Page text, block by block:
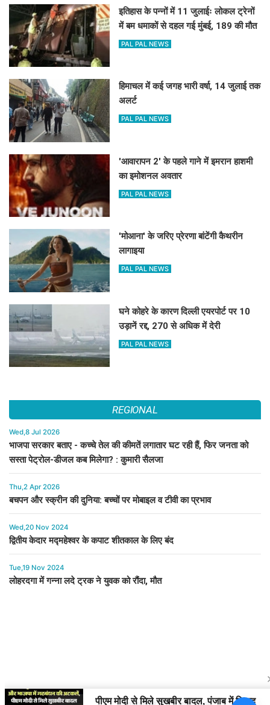
इतिहास के पन्नों में 11 जुलाईः लोकल ट्रेनों
में बम धमाकों से दहल गई मुंबई, 189 की मौत
PAL PAL NEWS
हिमाचल में कई जगह भारी वर्षा, 14 जुलाई तक
अलर्ट
PAL PAL NEWS
'आवारापन 2' के पहले गाने में इमरान हाशमी
का इमोशनल अवतार
PAL PAL NEWS
'मोआना' के जरिए प्रेरणा बांटेंगी कैथरीन
लागाइया
PAL PAL NEWS
घने कोहरे के कारण दिल्ली एयरपोर्ट पर 10
उड़ानें रद्द, 270 से अधिक में देरी
PAL PAL NEWS
REGIONAL
Wed,8 Jul 2026
भाजपा सरकार बताए - कच्चे तेल की कीमतें लगातार घट रही हैं, फिर जनता को
सस्ता पेट्रोल-डीजल कब मिलेगा? : कुमारी सैलजा
Thu,2 Apr 2026
बचपन और स्क्रीन की दुनिया: बच्चों पर मोबाइल व टीवी का प्रभाव
Wed,20 Nov 2024
द्वितीय केदार मद्महेश्वर के कपाट शीतकाल के लिए बंद
Tue,19 Nov 2024
लोहरदगा में गन्ना लदे ट्रक ने युवक को रौंदा, मौत